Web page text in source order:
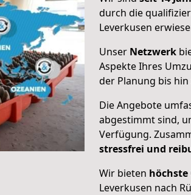
durch die
Leverkusen
Unser Netzwerk
Aspekte Ihres
der Planung bis
Die Angebote
abgestimmt sind,
Verfügung.
stressfrei und
Wir bieten
Leverkusen nach